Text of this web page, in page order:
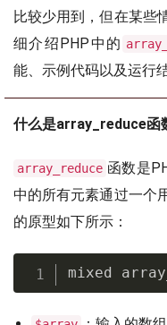
比较少用到，但在某些
细介绍PHP中的
能、示例代码以及运行结
什么是array_reduce函
array_reduce 函数是
中的所有元素通过一个
的原型如下所示：
mixed